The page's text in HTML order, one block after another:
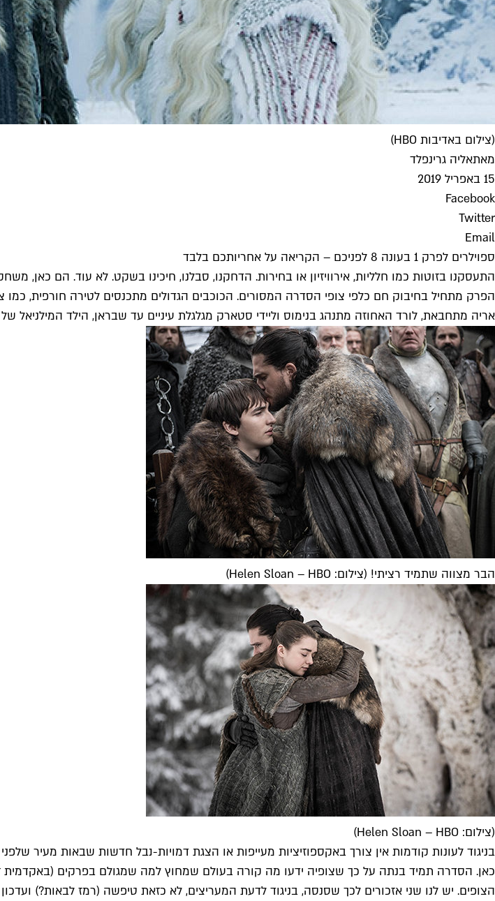
(צילום באדיבות HBO)
מאתאליה גרינפלד
15 באפריל 2019
Facebook
Twitter
Email
ספוילרים לפרק 1 בעונה 8 לפניכם – הקריאה על אחריותכם בלבד
התעסקנו בזוטות כמו חלליות, אירוויזיון או בחירות. הדחקנו, סבלנו, חיכינו בשקט. לא עוד. הם כאן,
הפרק מתחיל בחיבוק חם כלפי צופי הסדרה המסורים. הכוכבים הגדולים מתכנסים לטירה חורפית,
אריה מתחבאת, לורד האחוזה מתנהג בנימוס וליידי סטארק מגלגלת עיניים עד שבראן, הילד
הבר מצווה שתמיד רציתי! (צילום: Helen Sloan – HBO)
(צילום: Helen Sloan – HBO)
בניגוד לעונות קודמות אין צורך באקספוזיציות מעייפות או הצגת דמויות-נבל חדשות שבאות מעיר
כאן. הסדרה תמיד בנתה על כך שצופיה ידעו מה קורה בעולם שמחוץ למה שמגולם בפרקים
הצופים. יש לנו שני אזכורים לכך שסנסה, בניגוד לדעת המעריצים, לא כזאת טיפשה (רמז לבאות?)